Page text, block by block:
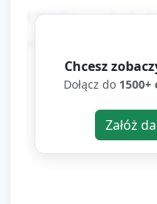
UWAGA: podziel
zabawy; każde
Stacja A —
deszcz" (ok. 5
Daj
Chcesz
Dołącz do
Załóż